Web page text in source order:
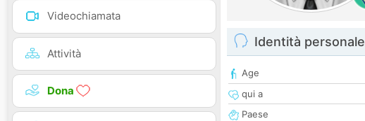
Videochiamata
Attività
Dona
Identità personale
Age
qui a
Paese